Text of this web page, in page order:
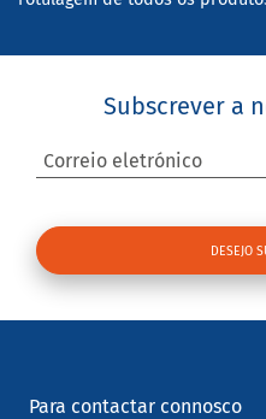
Subscrever a
Correio eletrónico
Para contactar connosco